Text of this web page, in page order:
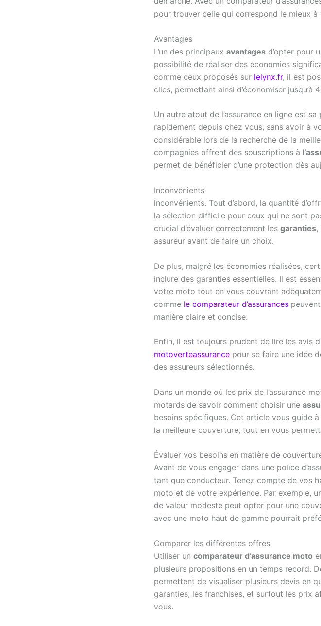
pour trouver celle qui correspond le mieux à
Avantages
L’un des principaux avantages d’opter pour
possibilité de réaliser des économies
comme ceux proposés sur lelynx.fr, il est
clics, permettant ainsi d’économiser jusqu’à
Un autre atout de l’assurance en ligne est
rapidement depuis chez vous, sans avoir à
considérable lors de la recherche de la
compagnies offrent des souscriptions à
permet de bénéficier d’une protection dès
Inconvénients
inconvénients. Tout d’abord, la quantité
la sélection difficile pour ceux qui ne sont
crucial d’évaluer correctement les garanties,
assureur avant de faire un choix.
De plus, malgré les économies réalisées,
inclure des garanties essentielles. Il est
votre moto tout en vous couvrant
comme le comparateur d’assurances
manière claire et concise.
Enfin, il est toujours prudent de lire les avis
motoverteassurance pour se faire une idée
des assureurs sélectionnés.
Dans un monde où les prix de l’assurance
motards de savoir comment choisir une
besoins spécifiques. Cet article vous guide
la meilleure couverture, tout en vous
Évaluer vos besoins en matière de
Avant de vous engager dans une police
tant que conducteur. Tenez compte de vos
moto et de votre expérience. Par exemple,
de valeur modeste peut opter pour une
avec une moto haut de gamme pourrait
Comparer les différentes offres
Utiliser un comparateur d’assurance moto
plusieurs propositions en un temps record.
permettent de visualiser plusieurs devis en
garanties, les franchises, et surtout les prix
vous.